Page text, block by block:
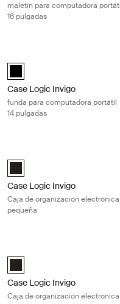
maletín para computadora
16 pulgadas
black (selected)
Case Logic Invigo
funda para computadora portátil
14 pulgadas
Case Logic Invigo electronic
Case Logic Invigo
Caja de organización electrónica
pequeña
Case Logic Invigo electronic
Case Logic Invigo
Caja de organización electrónica